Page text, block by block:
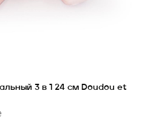
3 в 1 24 см Doudou et